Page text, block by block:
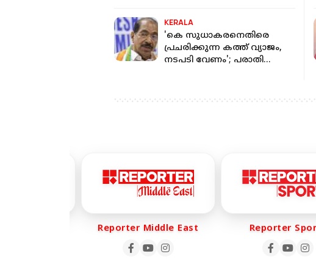
KERALA
'കെ സുധാകരനെതിരെ
പ്രചരിക്കുന്ന കത്ത് വ്യാജം,
നടപടി വേണം'; പരാതി
Reporter Middle East Reporter Sports